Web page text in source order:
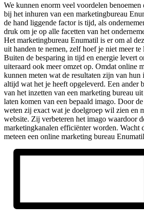
We kunnen enorm veel voordelen
bij het inhuren van een marketingbureau
de hand liggende factor is tijd, als
druk om je op alle facetten van het
Het marketingbureau Enumatil is er om al
uit handen te nemen, zelf hoef je niet meer
Buiten de besparing in tijd en energie levert
uiteraard ook meer omzet op. Omdat online
kunnen meten wat de resultaten zijn van hun
altijd wat het je heeft opgeleverd. Een ander
van het inzetten van een marketing bureau
laten komen van een bepaald imago. Door
weten zij exact wat je doelgroep wil zien en
website. Zij verbeteren het imago waardoor
marketingkanalen efficiënter worden. Wacht
meteen een online marketing bureau